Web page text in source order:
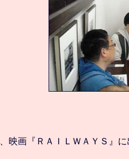
映画『ＲＡＩＬＷＡＹＳ』